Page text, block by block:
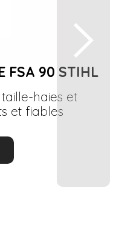
FSA 90 STIHL
haies et
et fiables